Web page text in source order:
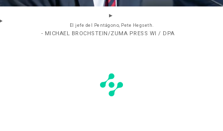
El jefe del Pentágono, Pete Hegseth.
- MICHAEL BROCHSTEIN/ZUMA PRESS WI / DPA